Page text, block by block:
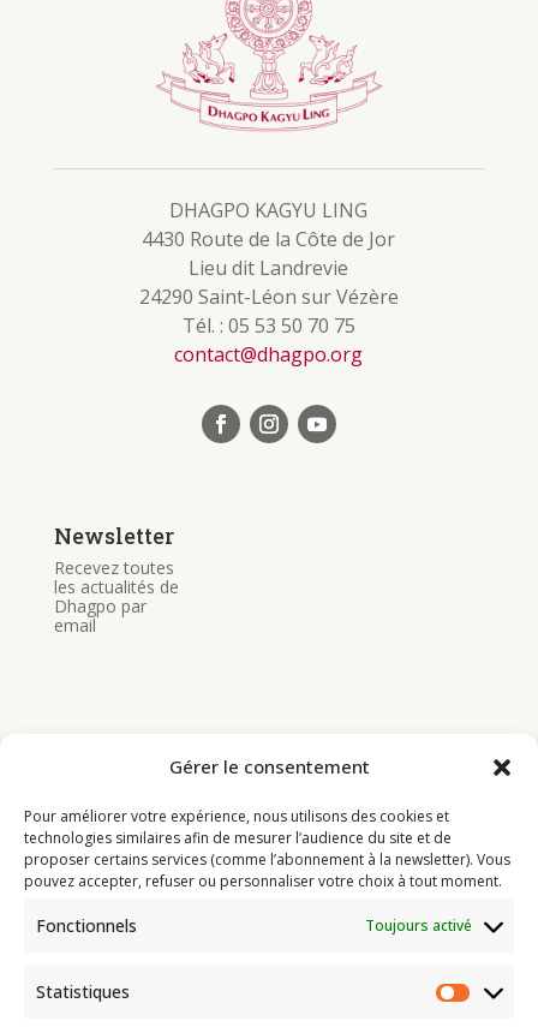
Gérer le consentement
Pour améliorer votre expérience, nous utilisons des cookies et
technologies similaires afin de mesurer l’audience du site et de
proposer certains services (comme l’abonnement à la newsletter). Vous
pouvez accepter, refuser ou personnaliser votre choix à tout moment.
Fonctionnels Toujours activé
Statistiques
DHAGPO KAGYU LING
4430 Route de la Côte de Jor
Lieu dit Landrevie
24290 Saint-Léon sur Vézère
Tél. : 05 53 50 70 75
contact@dhagpo.org
Newsletter
Recevez toutes
les actualités de
Dhagpo par
email
Programme
Actualités
Ressources
Infos pratiques